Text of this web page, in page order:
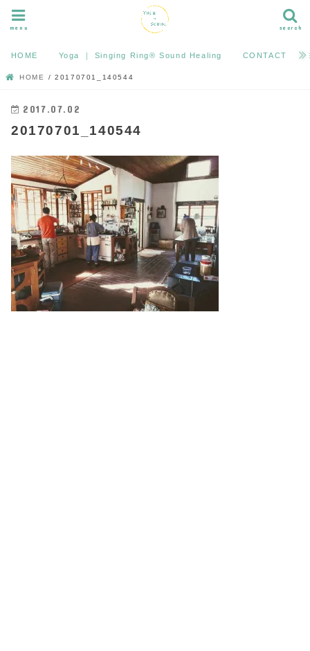
search
menu
HOME Yoga ｜ Singing Ring®︎ Sound Healing CONTACT
HOME 20170701_140544
2017.07.02
20170701_140544